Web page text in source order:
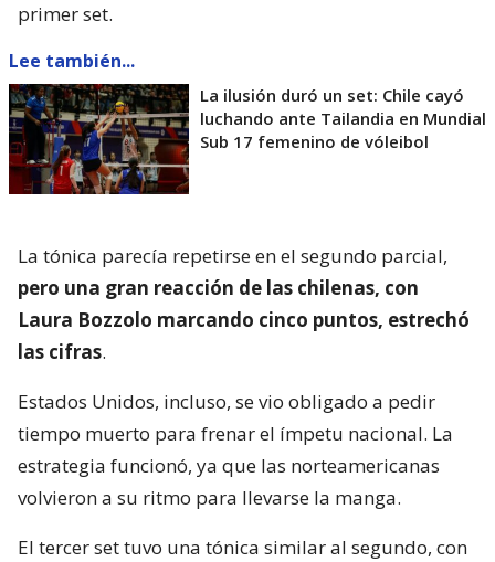
primer set.
Lee también...
La ilusión duró un set: Chile cayó
luchando ante Tailandia en Mundial
Sub 17 femenino de vóleibol
La tónica parecía repetirse en el segundo parcial,
pero una gran reacción de las chilenas, con
Laura Bozzolo marcando cinco puntos, estrechó
las cifras.
Estados Unidos, incluso, se vio obligado a pedir
tiempo muerto para frenar el ímpetu nacional. La
estrategia funcionó, ya que las norteamericanas
volvieron a su ritmo para llevarse la manga.
El tercer set tuvo una tónica similar al segundo, con